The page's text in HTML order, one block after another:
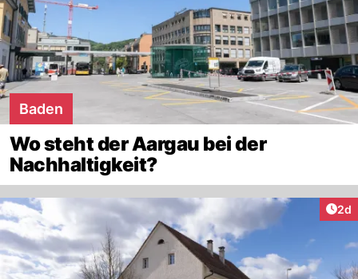
Baden
Wo steht der Aargau bei der
Nachhaltigkeit?
2d